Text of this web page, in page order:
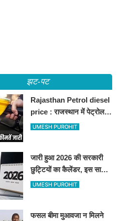
झट-पट
Rajasthan Petrol diesel
price : राजस्थान में पेट्रोल-
डीजल की कीमतें जारी, जानिए
UMESH PUROHIT
जारी हुआ 2026 की सरकारी
छुट्टियों का कैलेंडर, इस साल
कई बार मिलेगा लगातार
UMESH PUROHIT
फसल बीमा मुआवजा न मिलने